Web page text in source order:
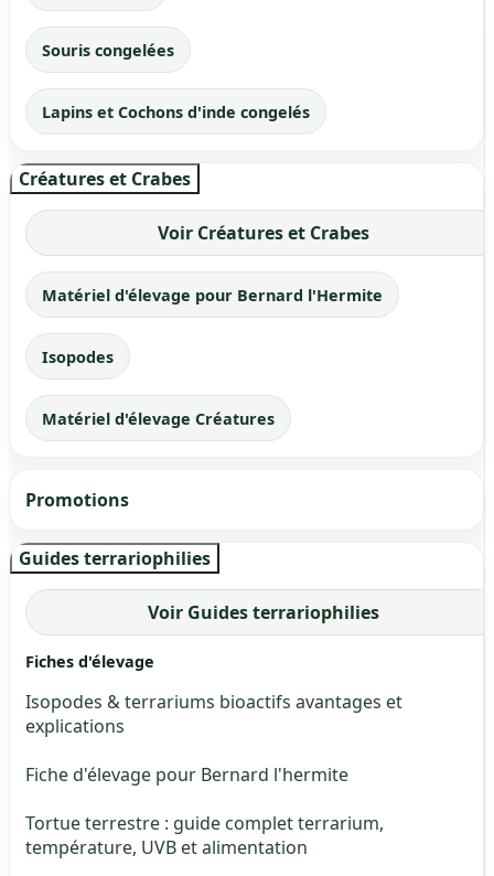
Souris congelées
Lapins et Cochons d'inde congelés
Créatures et Crabes
Voir Créatures et Crabes
Matériel d'élevage pour Bernard l'Hermite
Isopodes
Matériel d'élevage Créatures
Promotions
Guides terrariophilies
Voir Guides terrariophilies
Fiches d'élevage
Isopodes & terrariums bioactifs avantages et
explications
Fiche d'élevage pour Bernard l'hermite
Tortue terrestre : guide complet terrarium,
température, UVB et alimentation